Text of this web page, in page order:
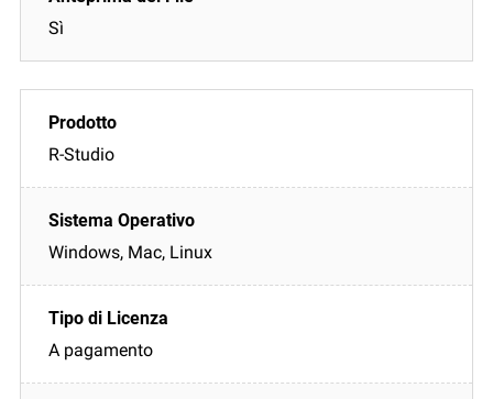
Sì
R-Studio
Windows, Mac, Linux
A pagamento